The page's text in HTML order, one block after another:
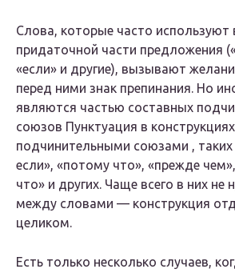
Слова, которые часто используют
придаточной части предложения
«если» и другие), вызывают
перед ними знак препинания. Но
являются частью составных
союзов Пунктуация в
подчинительными союзами , таких
если», «потому что», «прежде
что» и других. Чаще всего в них не
между словами — конструкция
целиком.
Есть только несколько случаев,